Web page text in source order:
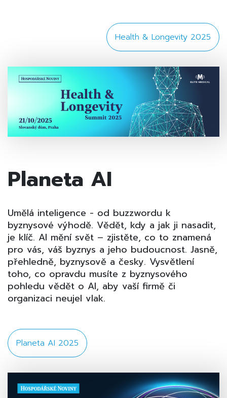
Health & Longevity 2025
Planeta AI
Umělá inteligence - od buzzwordu k
byznysové výhodě. Vědět, kdy a jak ji nasadit,
je klíč. AI mění svět – zjistěte, co to znamená
pro vás, váš byznys a jeho budoucnost. Jasně,
přehledně, byznysově a česky. Vysvětlení
toho, co opravdu musíte z byznysového
pohledu vědět o AI, aby vaší firmě či
organizaci neujel vlak.
Planeta AI 2025